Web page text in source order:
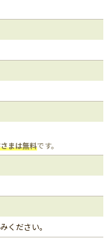
まは無料です。
ください。